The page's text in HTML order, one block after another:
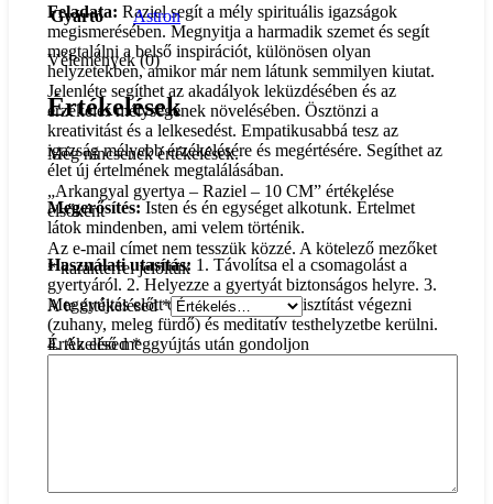
Feladata: Raziel segít a mély spirituális igazságok
megismerésében. Megnyitja a harmadik szemet és segít
megtalálni a belső inspirációt, különösen olyan
helyzetekben, amikor már nem látunk semmilyen kiutat.
Jelenléte segíthet az akadályok leküzdésében és az
érzékelés mélységének növelésében. Ösztönzi a
kreativitást és a lelkesedést. Empatikusabbá tesz az
igazság mélyebb érzékelésére és megértésére. Segíthet az
élet új értelmének megtalálásában.
Megerősítés: Isten és én egységet alkotunk. Értelmet
látok mindenben, ami velem történik.
Használati utasítás: 1. Távolítsa el a csomagolást a
gyertyáról. 2. Helyezze a gyertyát biztonságos helyre. 3.
Meggyújtás előtt célszerű fizikai testtisztítást végezni
(zuhany, meleg fürdő) és meditatív testhelyzetbe kerülni.
4. Az első meggyújtás után gondoljon
Gyártó
Astron
Vélemények (0)
Értékelések
Még nincsenek értékelések.
„Arkangyal gyertya – Raziel – 10 CM” értékelése
elsőként
Az e-mail címet nem tesszük közzé. A kötelező mezőket
*karakterrel jelöltük
A te értékelésed*
Értékelésed*